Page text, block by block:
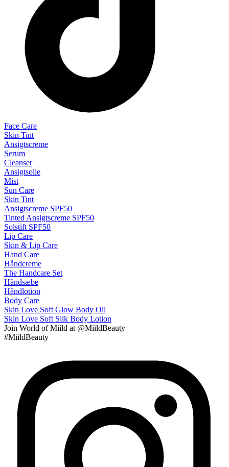
Face Care
Skin Tint
Ansigtscreme
Serum
Cleanser
Ansigtsolie
Mist
Sun Care
Skin Tint
Ansigtscreme SPF50
Tinted Ansigtscreme SPF50
Solstift SPF50
Lip Care
Skin & Lip Care
Hand Care
Håndcreme
The Handcare Set
Håndsæbe
Håndlotion
Body Care
Skin Love Soft Glow Body Oil
Skin Love Soft Silk Body Lotion
Join World of Miild at @MiildBeauty
#MiildBeauty